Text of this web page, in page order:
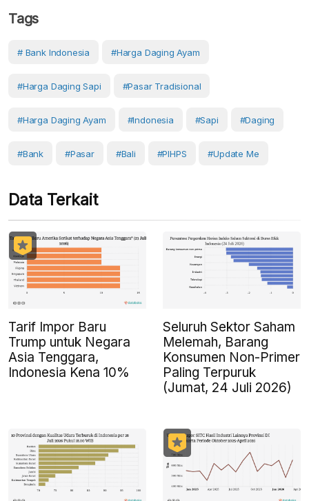
Tags
# Bank Indonesia #harga Daging Ayam
#Harga Daging Sapi #Pasar Tradisional
#Harga Daging Ayam #Indonesia #Sapi #Daging
#Bank #Pasar #Bali #PIHPS #Update Me
Data Terkait
Tarif Impor Baru
Trump untuk Negara
Asia Tenggara,
Indonesia Kena 10%
Seluruh Sektor Saham
Melemah, Barang
Konsumen Non-Primer
Paling Terpuruk
(Jumat, 24 Juli 2026)